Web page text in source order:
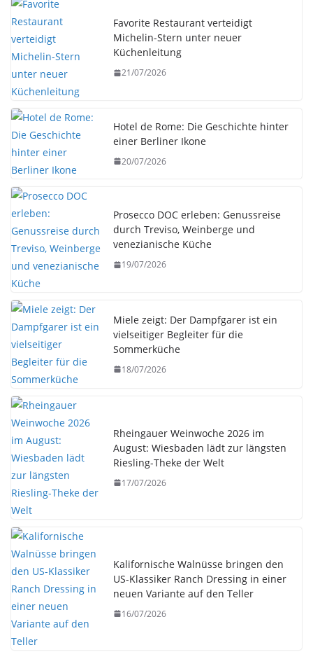
Favorite Restaurant verteidigt
Michelin-Stern unter neuer
Küchenleitung
21/07/2026
Hotel de Rome: Die Geschichte hinter
einer Berliner Ikone
20/07/2026
Prosecco DOC erleben: Genussreise
durch Treviso, Weinberge und
venezianische Küche
19/07/2026
Miele zeigt: Der Dampfgarer ist ein
vielseitiger Begleiter für die
Sommerküche
18/07/2026
Rheingauer Weinwoche 2026 im
August: Wiesbaden lädt zur längsten
Riesling-Theke der Welt
17/07/2026
Kalifornische Walnüsse bringen den
US-Klassiker Ranch Dressing in einer
neuen Variante auf den Teller
16/07/2026